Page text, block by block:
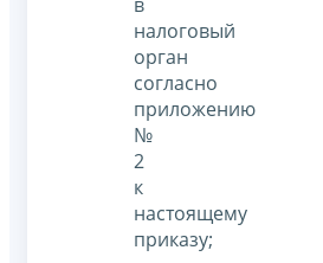
налоговый
орган
согласно
приложению
№
2
к
настоящему
приказу;